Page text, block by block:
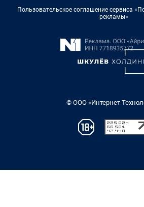
Пользовательское соглашение сервиса
рекламы»
© ООО «Интернет